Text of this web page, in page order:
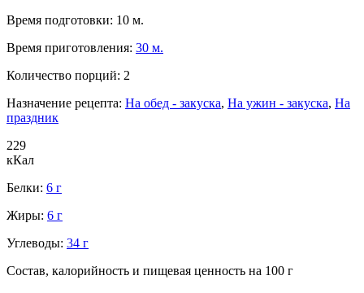
Время подготовки: 10 м.
Время приготовления: 30 м.
Количество порций: 2
Назначение рецепта: На обед - закуска, На ужин - закуска, На
праздник
229
кКал
Белки: 6 г
Жиры: 6 г
Углеводы: 34 г
Состав, калорийность и пищевая ценность на 100 г